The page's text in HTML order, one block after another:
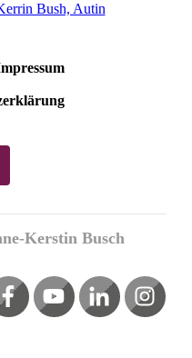
Kerstin Busch